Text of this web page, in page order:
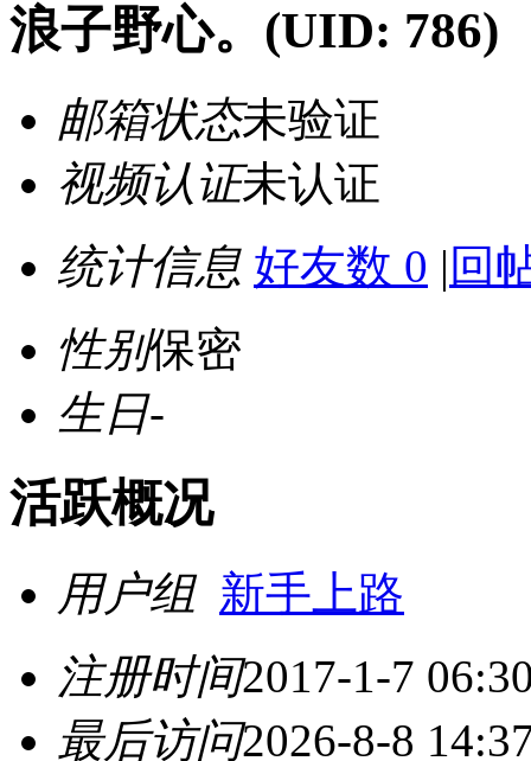
浪子野心。 (UID: 786)
邮箱状态未验证
视频认证未认证
统计信息 好友数 0 | 回
性别保密
生日-
活跃概况
用户组 新手上路
注册时间2017-1-7
最后访问2026-8-8